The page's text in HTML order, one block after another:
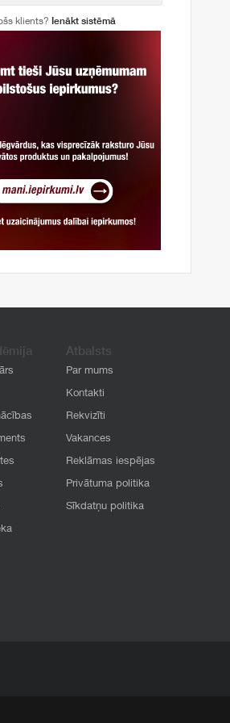
klients? Ienākt sistēmā
Atbalsts
Par mums
Kontakti
Rekvizīti
Vakances
Reklāmas iespējas
Privātuma politika
Sīkdatņu politika